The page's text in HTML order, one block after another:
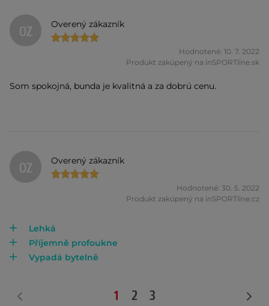
OZ Overený zákazník
Hodnotené: 10. 7. 2022
Produkt zakúpený na inSPORTline.sk
Som spokojná, bunda je kvalitná a za dobrú cenu.
OZ Overený zákazník
Hodnotené: 30. 5. 2022
Produkt zakúpený na inSPORTline.cz
Lehká
Příjemně profoukne
Vypadá bytelně
1 2 3